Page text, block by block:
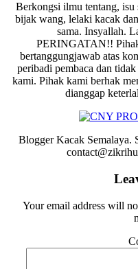
Berkongsi ilmu tentang, isu
bijak wang, lelaki kacak
sama. Insyallah.
PERINGATAN!!
bertanggungjawab atas
peribadi pembaca dan
kami. Pihak kami berhak
dianggap
Blogger Kacak Semalaya.
Your email address will